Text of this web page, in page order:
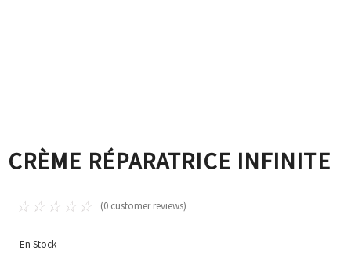
CRÈME RÉPARATRICE INFINITE
☆ ☆ ☆ ☆ ☆ (0 customer reviews)
En Stock